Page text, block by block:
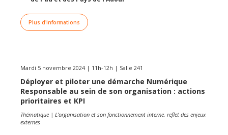
Plus d'informations
Mardi 5 novembre 2024 | 11h-12h | Salle 241
Déployer et piloter une démarche Numérique
Responsable au sein de son organisation : actions
prioritaires et KPI
Thématique | L’organisation et son fonctionnement interne, reflet des enjeux
externes